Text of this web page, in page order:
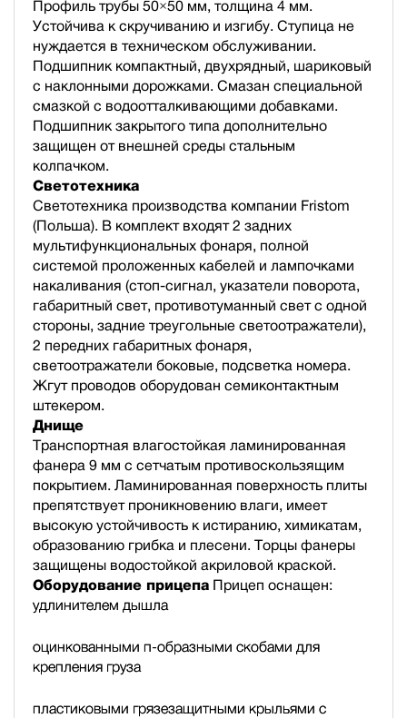
Профиль трубы 50×50 мм, толщина 4 мм.
Устойчива к скручиванию и изгибу. Ступица не
нуждается в техническом обслуживании.
Подшипник компактный, двухрядный, шариковый
с наклонными дорожками. Смазан специальной
смазкой с водоотталкивающими добавками.
Подшипник закрытого типа дополнительно
защищен от внешней среды стальным
колпачком.
Светотехника
Светотехника производства компании Fristom
(Польша). В комплект входят 2 задних
мультифункциональных фонаря, полной
cистемой проложенных кабелей и лампочками
накаливания (стоп-сигнал, указатели поворота,
габаритный свет, противотуманный свет с одной
стороны, задние треугольные светоотражатели),
2 передних габаритных фонаря,
светоотражатели боковые, подсветка номера.
Жгут проводов оборудован семиконтактным
штекером.
Днище
Транспортная влагостойкая ламинированная
фанера 9 мм с сетчатым противоскользящим
покрытием. Ламинированная поверхность плиты
препятствует проникновению влаги, имеет
высокую устойчивость к истиранию, химикатам,
образованию грибка и плесени. Торцы фанеры
защищены водостойкой акриловой краской.
Оборудование прицепа Прицеп оснащен:
удлинителем дышла
оцинкованными п-образными скобами для
крепления груза
пластиковыми грязезащитными крыльями с